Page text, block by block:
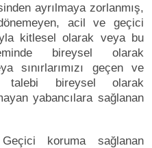
ayrılmaya zorlanmış,
acil ve geçici
kitlesel olarak veya bu
bireysel olarak
sınırlarımızı geçen ve
talebi bireysel olarak
yabancılara sağlanan
koruma sağlanan